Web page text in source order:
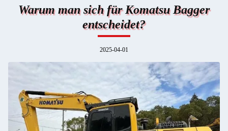
Warum man sich für Komatsu Bagger
entscheidet?
2025-04-01